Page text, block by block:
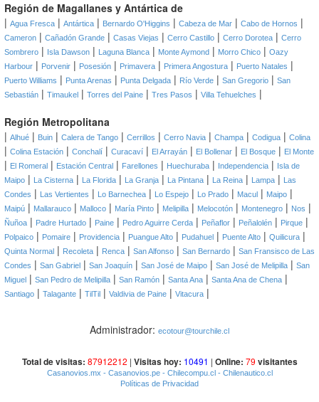
Región de Magallanes y Antártica de
| Agua Fresca | Antártica | Bernardo O'Higgins | Cabeza de Mar | Cabo de Hornos |
Cameron | Cañadón Grande | Casas Viejas | Cerro Castillo | Cerro Dorotea | Cerro
Sombrero | Isla Dawson | Laguna Blanca | Monte Aymond | Morro Chico | Oazy
Harbour | Porvenir | Posesión | Primavera | Primera Angostura | Puerto Natales |
Puerto Williams | Punta Arenas | Punta Delgada | Río Verde | San Gregorio | San
Sebastián | Timaukel | Torres del Paine | Tres Pasos | Villa Tehuelches |
Región Metropolitana
| Alhué | Buin | Calera de Tango | Cerrillos | Cerro Navia | Champa | Codigua | Colina
| Colina Estación | Conchalí | Curacaví | El Arrayán | El Bollenar | El Bosque | El Monte
| El Romeral | Estación Central | Farellones | Huechuraba | Independencia |
Isla de
Maipo | La Cisterna | La Florida | La Granja | La Pintana | La Reina | Lampa |
Las
Condes | Las Vertientes | Lo Barnechea | Lo Espejo | Lo Prado | Macul | Maipo |
Maipú | Mallarauco | Malloco | María Pinto | Melipilla | Melocotón | Montenegro | Nos |
Ñuñoa | Padre Hurtado | Paine | Pedro Aguirre Cerda | Peñaflor | Peñalolén | Pirque |
Polpaico | Pomaire | Providencia | Puangue Alto | Pudahuel | Puente Alto | Quilicura |
Quinta Normal | Recoleta | Renca | San Alfonso | San Bernardo | San Fransisco de Las
Condes | San Gabriel | San Joaquín | San José de Maipo | San José de Melipilla | San
Miguel | San Pedro de Melipilla | San Ramón | Santa Ana | Santa Ana de Chena |
Santiago | Talagante | TilTil | Valdivia de Paine | Vitacura |
Administrador: ecotour@tourchile.cl
Total de visitas: 87912212 | Visitas hoy: 10491 | Online: 79 visitantes
Casanovios.mx - Casanovios.pe- Chilecompu.cl - Chilenautico.cl
Políticas de Privacidad